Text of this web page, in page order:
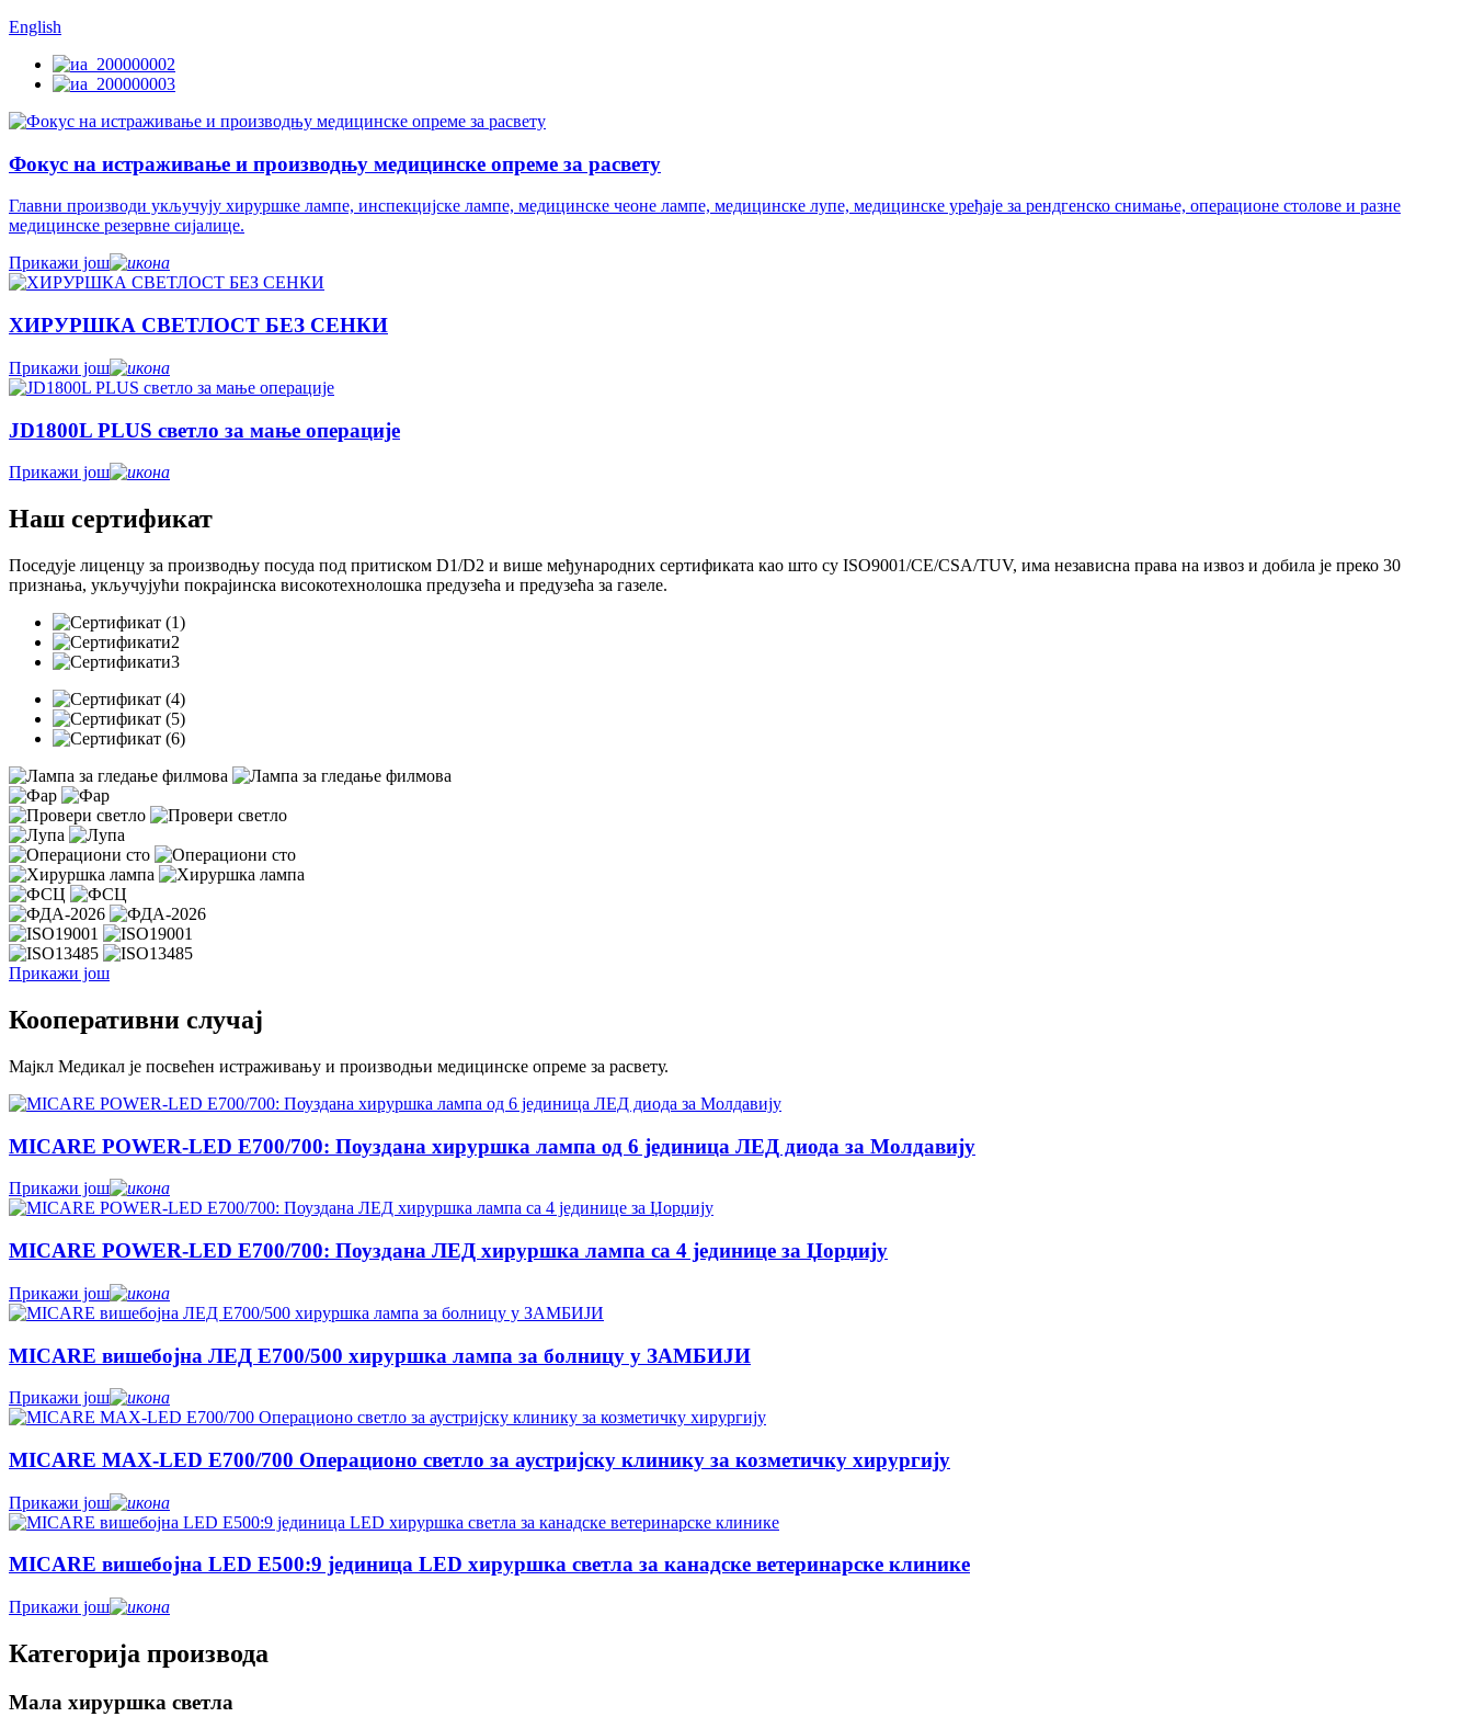
English
Фокус на истраживање и производњу медицинске опреме за расвету
Главни производи укључују хируршке лампе, инспекцијске лампе, медицинске чеоне лампе, медицинске лупе, медицинске уређаје за рендгенско снимање, операционе столове и разне
медицинске резервне сијалице.
Прикажи још
ХИРУРШКА СВЕТЛОСТ БЕЗ СЕНКИ
Прикажи још
JD1800L PLUS светло за мање операције
Прикажи још
Наш сертификат
Поседује лиценцу за производњу посуда под притиском D1/D2 и више међународних сертификата као што су ISO9001/CE/CSA/TUV, има независна права на извоз и добила је преко 30
признања, укључујући покрајинска високотехнолошка предузећа и предузећа за газеле.
Прикажи још
Кооперативни случај
Мајкл Медикал је посвећен истраживању и производњи медицинске опреме за расвету.
MICARE POWER-LED E700/700: Поуздана хируршка лампа од 6 јединица ЛЕД диода за Молдавију
Прикажи још
MICARE POWER-LED E700/700: Поуздана ЛЕД хируршка лампа са 4 јединице за Џорџију
Прикажи још
MICARE вишебојна ЛЕД Е700/500 хируршка лампа за болницу у ЗАМБИЈИ
Прикажи још
MICARE MAX-LED E700/700 Операционо светло за аустријску клинику за козметичку хирургију
Прикажи још
MICARE вишебојна LED E500:9 јединица LED хируршка светла за канадске ветеринарске клинике
Прикажи још
Категорија производа
Мала хируршка светла